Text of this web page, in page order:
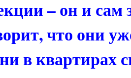
– он и сам
что они
в квартирах